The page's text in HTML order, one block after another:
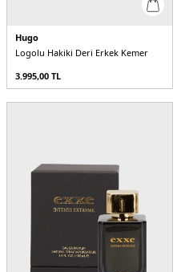
Hugo
Logolu Hakiki Deri Erkek Kemer
3.995,00 TL